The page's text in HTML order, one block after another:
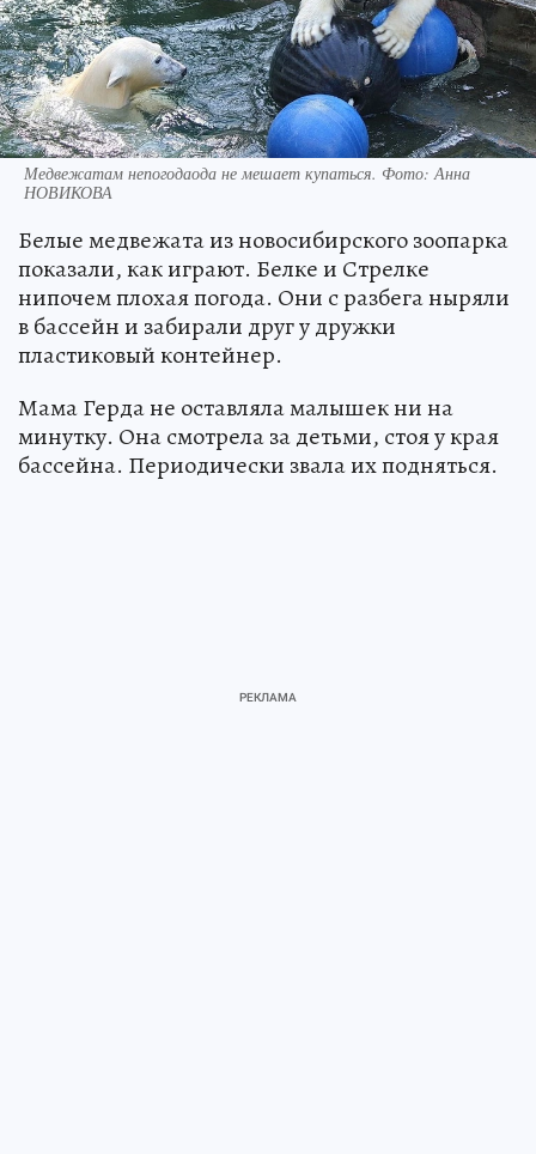
Медвежатам непогодаода не мешает купаться. Фото: Анна
НОВИКОВА
Белые медвежата из новосибирского зоопарка
показали, как играют. Белке и Стрелке
нипочем плохая погода. Они с разбега ныряли
в бассейн и забирали друг у дружки
пластиковый контейнер.
Мама Герда не оставляла малышек ни на
минутку. Она смотрела за детьми, стоя у края
бассейна. Периодически звала их подняться.